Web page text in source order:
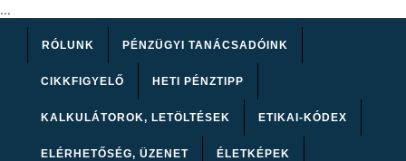
...
RÓLUNK PÉNZÜGYI TANÁCSADÓINK
CIKKFIGYELŐ HETI PÉNZTIPP
KALKULÁTOROK, LETÖLTÉSEK ETIKAI-KÓDEX
ELÉRHETŐSÉG, ÜZENET ÉLETKÉPEK